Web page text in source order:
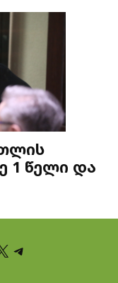
1 წელი და
Telegram